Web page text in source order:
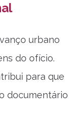
urbano
do ofício.
para que
documentário